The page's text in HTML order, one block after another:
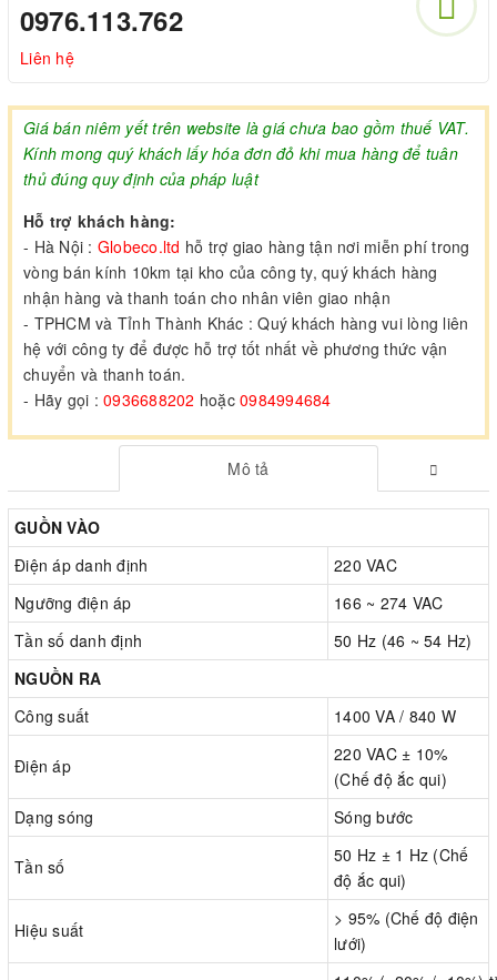
0976.113.762
Liên hệ
Giá bán niêm yết trên website là giá chưa bao gồm thuế VAT.
Kính mong quý khách lấy hóa đơn đỏ khi mua hàng để tuân
thủ đúng quy định của pháp luật
Hỗ trợ khách hàng:
- Hà Nội : Globeco.ltd hỗ trợ giao hàng tận nơi miễn phí trong
vòng bán kính 10km tại kho của công ty, quý khách hàng
nhận hàng và thanh toán cho nhân viên giao nhận
- TPHCM và Tỉnh Thành Khác : Quý khách hàng vui lòng liên
hệ với công ty để được hỗ trợ tốt nhất về phương thức vận
chuyển và thanh toán.
- Hãy gọi : 0936688202 hoặc 0984994684
Mô tả
GUỒN VÀO
Điện áp danh định
220 VAC
Ngưỡng điện áp
166 ~ 274 VAC
Tần số danh định
50 Hz (46 ~ 54 Hz)
NGUỒN RA
Công suất
1400 VA / 840 W
Điện áp
220 VAC ± 10%
(Chế độ ắc qui)
Dạng sóng
Sóng bước
Tần số
50 Hz ± 1 Hz (Chế
độ ắc qui)
Hiệu suất
> 95% (Chế độ điện
lưới)